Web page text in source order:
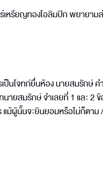
หรียญทองโอลิมปิก พยายามล่
นโจทก์ยื่นห้อง นายสมรักษ์ ค
ายสมรักษ์ จำเลยที่ 1 และ 2
ม้ผู้นั้นจะยินยอมหรือไม่ก็ตาม